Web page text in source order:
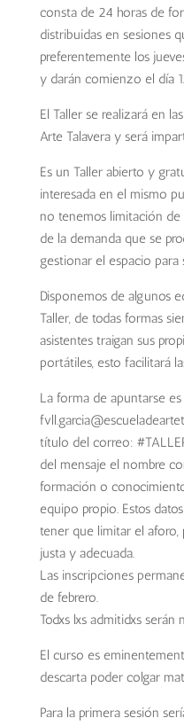
consta de 24 horas de
distribuidas en sesiones
preferentemente los
y darán comienzo el día
El Taller se realizará en
Arte Talavera y será
Es un Taller abierto y
interesada en el mismo
no tenemos limitación
de la demanda que se
gestionar el espacio para
Disponemos de algunos
Taller, de todas formas
asistentes traigan sus
portátiles, esto facilitará
La forma de apuntarse
fvll.garcia@escueladeartet
título del correo:
del mensaje el nombre
formación o
equipo propio. Estos
tener que limitar el aforo,
justa y adecuada.
Las inscripciones
de febrero.
Todxs lxs admitidxs
El curso es
descarta poder colgar
Para la primera sesión